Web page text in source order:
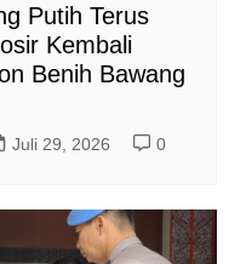
Putih Terus
Kembali
Benih Bawang
Juli 29, 2026 0